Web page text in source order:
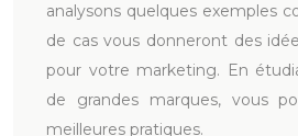
analysons quelques exemples
de cas vous donneront des
pour votre marketing. En
de grandes marques, vous
meilleures pratiques.